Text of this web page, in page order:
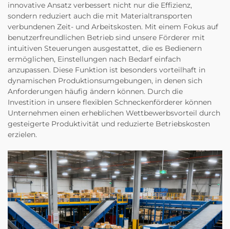
innovative Ansatz verbessert nicht nur die Effizienz,
sondern reduziert auch die mit Materialtransporten
verbundenen Zeit- und Arbeitskosten. Mit einem Fokus auf
benutzerfreundlichen Betrieb sind unsere Förderer mit
intuitiven Steuerungen ausgestattet, die es Bedienern
ermöglichen, Einstellungen nach Bedarf einfach
anzupassen. Diese Funktion ist besonders vorteilhaft in
dynamischen Produktionsumgebungen, in denen sich
Anforderungen häufig ändern können. Durch die
Investition in unsere flexiblen Schneckenförderer können
Unternehmen einen erheblichen Wettbewerbsvorteil durch
gesteigerte Produktivität und reduzierte Betriebskosten
erzielen.